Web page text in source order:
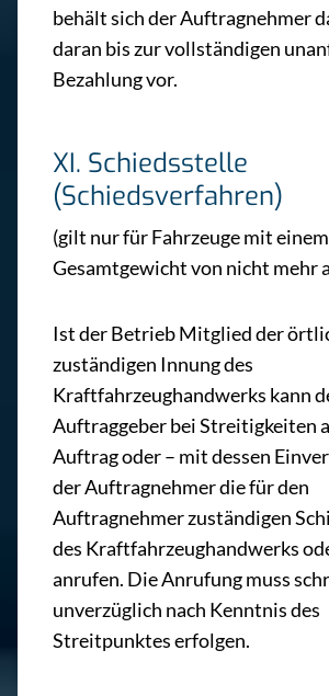
behält sich der Auftragnehmer
daran bis zur vollständigen
Bezahlung vor.
XI. Schiedsstelle
(Schiedsverfahren)
(gilt nur für Fahrzeuge mit
Gesamtgewicht von nicht mehr
Ist der Betrieb Mitglied der
zuständigen Innung des
Kraftfahrzeughandwerks kann
Auftraggeber bei Streitigkeiten
Auftrag oder – mit dessen
der Auftragnehmer die für den
Auftragnehmer zuständigen
des Kraftfahrzeughandwerks
anrufen. Die Anrufung muss
unverzüglich nach Kenntnis des
Streitpunktes erfolgen.